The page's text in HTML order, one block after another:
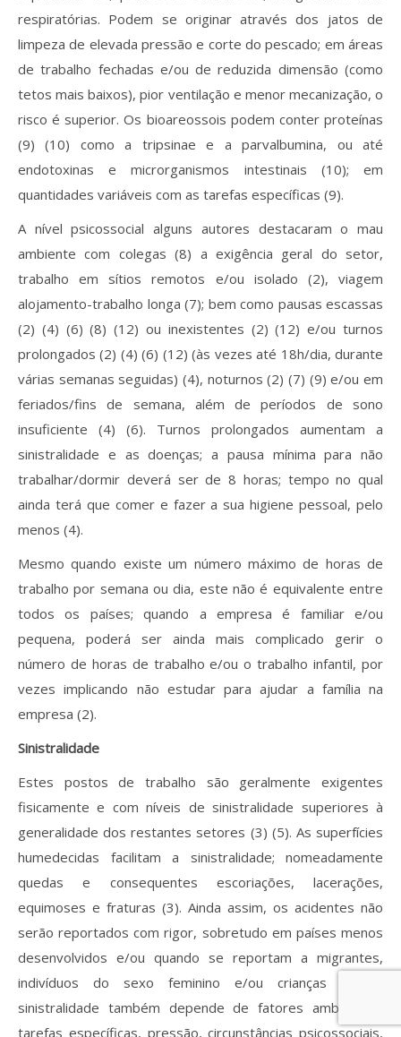
respiratórias. Podem se originar através dos jatos de
limpeza de elevada pressão e corte do pescado; em áreas
de trabalho fechadas e/ou de reduzida dimensão (como
tetos mais baixos), pior ventilação e menor mecanização, o
risco é superior. Os bioareossois podem conter proteínas
(9) (10) como a tripsinae e a parvalbumina, ou até
endotoxinas e microrganismos intestinais (10); em
quantidades variáveis com as tarefas específicas (9).
A nível psicossocial alguns autores destacaram o mau
ambiente com colegas (8) a exigência geral do setor,
trabalho em sítios remotos e/ou isolado (2), viagem
alojamento-trabalho longa (7); bem como pausas escassas
(2) (4) (6) (8) (12) ou inexistentes (2) (12) e/ou turnos
prolongados (2) (4) (6) (12) (às vezes até 18h/dia, durante
várias semanas seguidas) (4), noturnos (2) (7) (9) e/ou em
feriados/fins de semana, além de períodos de sono
insuficiente (4) (6). Turnos prolongados aumentam a
sinistralidade e as doenças; a pausa mínima para não
trabalhar/dormir deverá ser de 8 horas; tempo no qual
ainda terá que comer e fazer a sua higiene pessoal, pelo
menos (4).
Mesmo quando existe um número máximo de horas de
trabalho por semana ou dia, este não é equivalente entre
todos os países; quando a empresa é familiar e/ou
pequena, poderá ser ainda mais complicado gerir o
número de horas de trabalho e/ou o trabalho infantil, por
vezes implicando não estudar para ajudar a família na
empresa (2).
Sinistralidade
Estes postos de trabalho são geralmente exigentes
fisicamente e com níveis de sinistralidade superiores à
generalidade dos restantes setores (3) (5). As superfícies
humedecidas facilitam a sinistralidade; nomeadamente
quedas e consequentes escoriações, lacerações,
equimoses e fraturas (3). Ainda assim, os acidentes não
serão reportados com rigor, sobretudo em países menos
desenvolvidos e/ou quando se reportam a migrantes,
indivíduos do sexo feminino e/ou crianças (2). A
sinistralidade também depende de fatores ambientais,
tarefas específicas, pressão, circunstâncias psicossociais,